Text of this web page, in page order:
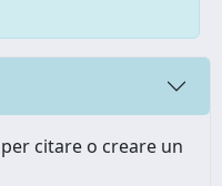
citare o creare un